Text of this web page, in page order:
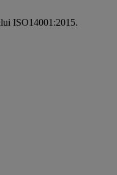
ISO14001:2015.